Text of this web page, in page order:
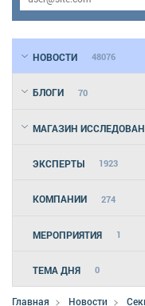
НОВОСТИ 48076
БЛОГИ 70
МАГАЗИН
ЭКСПЕРТЫ 1923
КОМПАНИИ 274
МЕРОПРИЯТИЯ 1
ТЕМА ДНЯ 0
Главная Новости